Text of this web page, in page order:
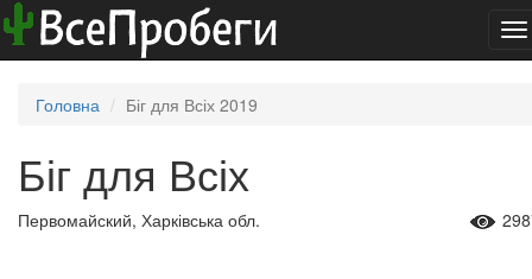
Головна Біг для Всіх 2019
Біг для Всіх
Первомайский, Харківська обл.